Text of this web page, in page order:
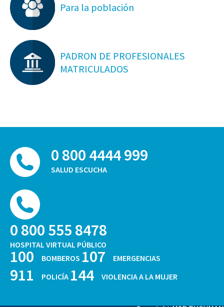
Para la población
PADRON DE PROFESIONALES
MATRICULADOS
0 800 4444 999
SALUD ESCUCHA
0 800 555 8478
HOSPITAL VIRTUAL PÚBLICO
100 BOMBEROS 107 EMERGENCIAS
911 POLICÍA 144 VIOLENCIA A LA MUJER